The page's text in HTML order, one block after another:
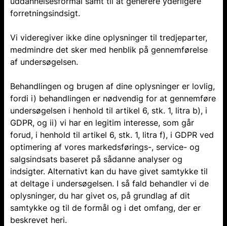
forretningsindsigt.
Vi videregiver ikke dine oplysninger til tredjeparter,
medmindre det sker med henblik på gennemførelse
af undersøgelsen.
Behandlingen og brugen af dine oplysninger er lovlig,
fordi i) behandlingen er nødvendig for at gennemføre
undersøgelsen i henhold til artikel 6, stk. 1, litra b), i
GDPR, og ii) vi har en legitim interesse, som går
forud, i henhold til artikel 6, stk. 1, litra f), i GDPR ved
optimering af vores markedsførings-, service- og
salgsindsats baseret på sådanne analyser og
indsigter. Alternativt kan du have givet samtykke til
at deltage i undersøgelsen. I så fald behandler vi de
oplysninger, du har givet os, på grundlag af dit
samtykke og til de formål og i det omfang, der er
beskrevet heri.